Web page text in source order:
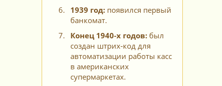
1939 год: появился первый
банкомат.
Конец 1940‑х годов: был
создан штрих‑код для
автоматизации работы касс
в американских
супермаркетах.